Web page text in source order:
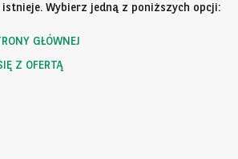
Wybierz jedną z poniższych opcji:
GŁÓWNEJ
Z OFERTĄ